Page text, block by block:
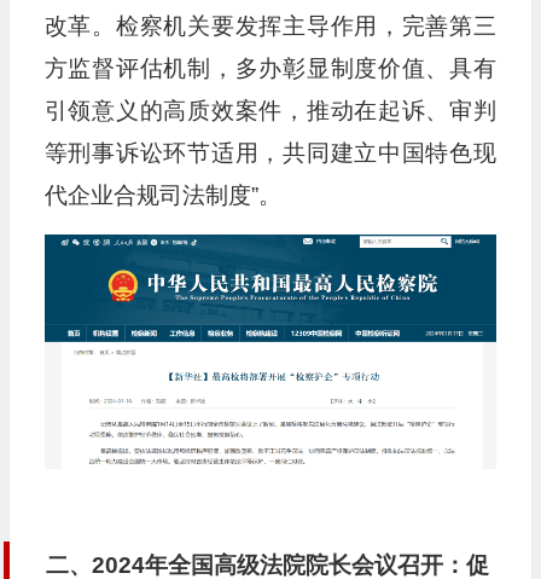
改革。检察机关要发挥主导作用，完善第三
方监督评估机制，多办彰显制度价值、具有
引领意义的高质效案件，推动在起诉、审判
等刑事诉讼环节适用，共同建立中国特色现
代企业合规司法制度”。
二、2024年全国高级法院院长会议召开：促